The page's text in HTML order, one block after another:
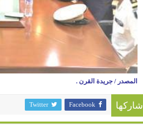
المصدر / جريدة القرن .
شاركها Facebook
Twitter